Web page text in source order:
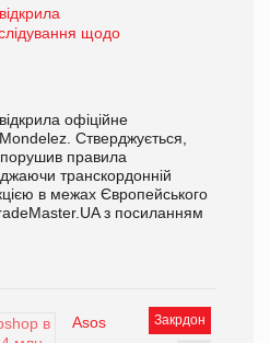
щодо
офіційне
Стверджується,
правила
транскордонній
в межах Європейського
з посиланням
Закрдон
Asos